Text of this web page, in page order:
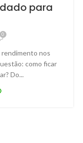
para
0
nos
como ficar
Do...